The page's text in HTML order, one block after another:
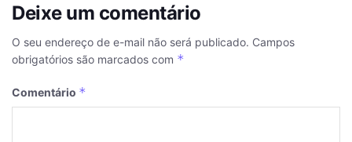
Deixe um comentário
O seu endereço de e-mail não será publicado. Campos
obrigatórios são marcados com *
Comentário *